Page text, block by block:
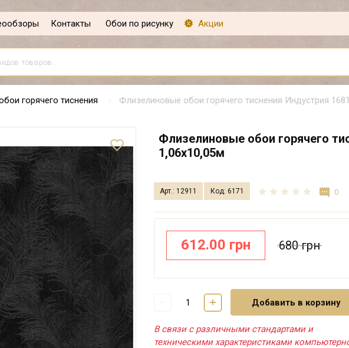
Контакты Обои по рисунку Акции
горячего тиснения Флизелиновые обои горячего тиснения Индустрия
Флизелиновые обои горячего
1,06х10,05м
Арт.: 12911 Код: 6171 0
612.00 грн 680 грн
Добавить в корзину
В связи с различными стандартами и
техническими характеристиками